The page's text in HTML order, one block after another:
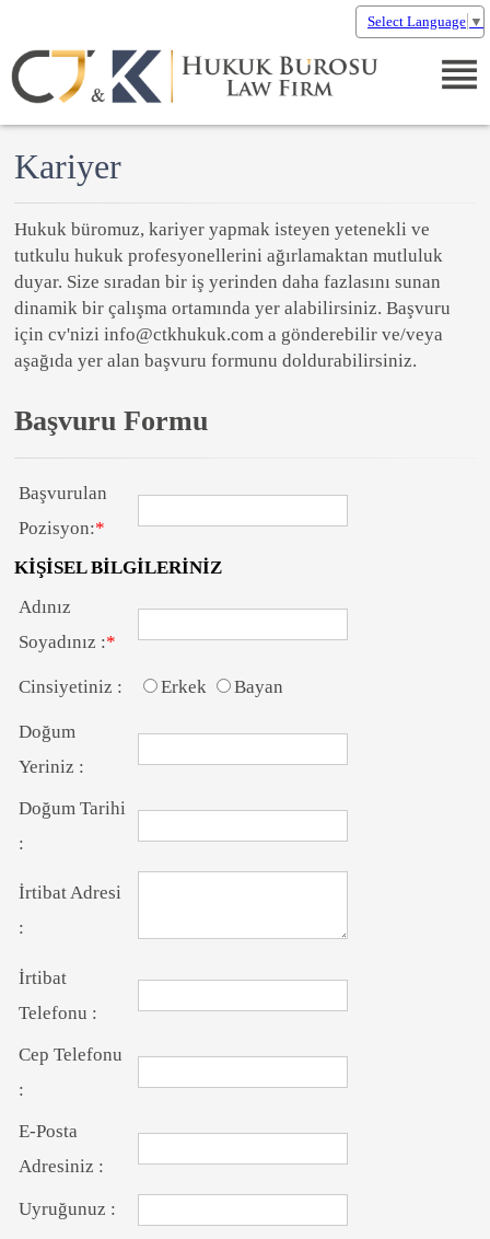
Select Language ▼
Kariyer
Hukuk büromuz, kariyer yapmak isteyen yetenekli ve
tutkulu hukuk profesyonellerini ağırlamaktan mutluluk
duyar. Size sıradan bir iş yerinden daha fazlasını sunan
dinamik bir çalışma ortamında yer alabilirsiniz. Başvuru
için cv'nizi info@ctkhukuk.com a gönderebilir ve/veya
aşağıda yer alan başvuru formunu doldurabilirsiniz.
Başvuru Formu
Başvurulan
Pozisyon:*
KİŞİSEL BİLGİLERİNİZ
Adınız
Soyadınız :*
Cinsiyetiniz : Erkek Bayan
Doğum
Yeriniz :
Doğum Tarihi
:
İrtibat Adresi
:
İrtibat
Telefonu :
Cep Telefonu
:
E-Posta
Adresiniz :
Uyruğunuz :